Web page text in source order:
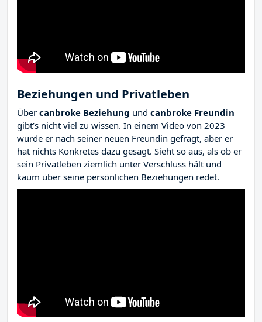
Beziehungen und Privatleben
Über canbroke Beziehung und canbroke Freundin
gibt’s nicht viel zu wissen. In einem Video von 2023
wurde er nach seiner neuen Freundin gefragt, aber er
hat nichts Konkretes dazu gesagt. Sieht so aus, als ob er
sein Privatleben ziemlich unter Verschluss hält und
kaum über seine persönlichen Beziehungen redet.